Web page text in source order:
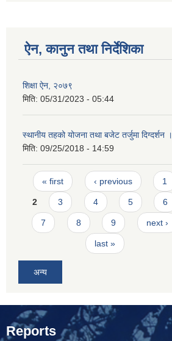
ऐन, कानुन तथा निर्देशिका
शिक्षा ऐन, २०७९
मिति: 05/31/2023 - 05:44
स्थानीय तहको योजना तथा बजेट तर्जुमा दिग्दर्शन ।
मिति: 09/25/2018 - 14:59
Pages
« first ‹ previous 1
2 3 4 5 6
7 8 9 next ›
last »
अन्य
Reports